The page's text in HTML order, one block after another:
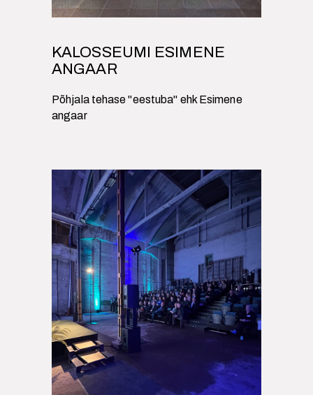
KALOSSEUMI ESIMENE
ANGAAR
Põhjala tehase "eestuba" ehk Esimene
angaar